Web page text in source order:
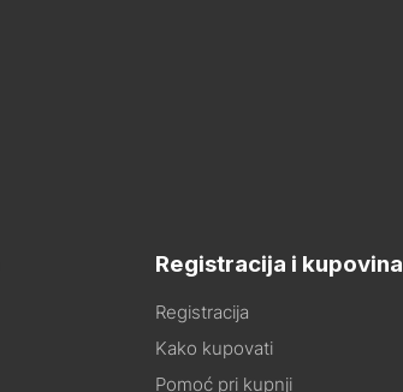
Registracija i kupovina
Registracija
Kako kupovati
Pomoć pri kupnji